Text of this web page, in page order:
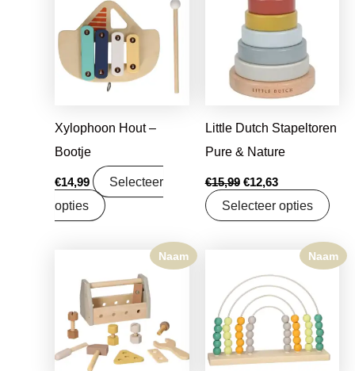
Xylophoon Hout –
Bootje
€14,99
Selecteer
opties
Little Dutch Stapeltoren
Pure & Nature
€15,99
was:
€15,99.
€12,63
€12,63.
Selecteer opties
Naam Naam